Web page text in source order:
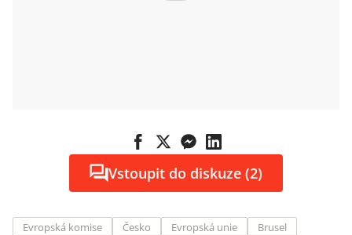
Vstoupit do diskuze (2)
Evropská komise Česko Evropská unie
Brusel